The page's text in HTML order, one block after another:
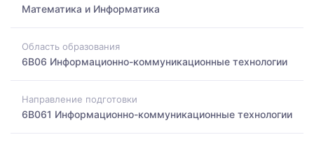
Математика и Информатика
Область образования
6B06 Информационно-коммуникационные технологии
Направление подготовки
6B061 Информационно-коммуникационные технологии